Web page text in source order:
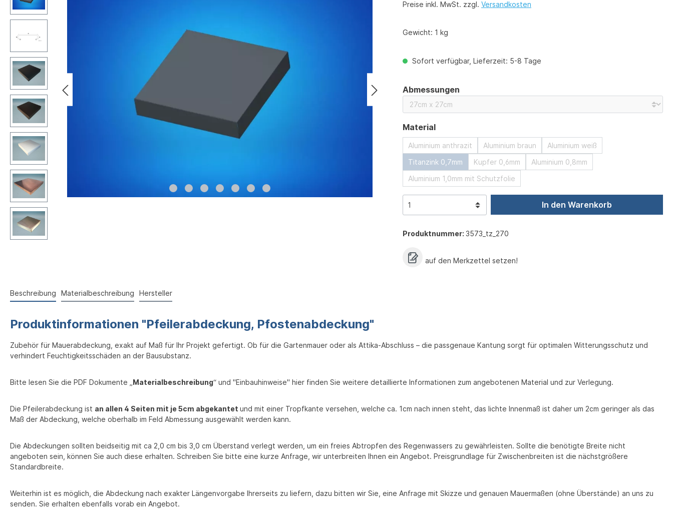
Preise inkl. MwSt. zzgl. Versandkosten
Gewicht: 1 kg
Sofort verfügbar, Lieferzeit: 5-8 Tage
Abmessungen
Materialauswählen
Aluminium anthrazit Aluminium braun
Aluminium weiß
Titanzink 0,7mm
Kupfer 0,6mm
Aluminium 0,8mm
Aluminium 1,0mm mit Schutzfolie
In den Warenkorb
Produktnummer: 3573_tz_270
auf den Merkzettel setzen!
Beschreibung Materialbeschreibung Hersteller
Produktinformationen "Pfeilerabdeckung, Pfostenabdeckung"
Zubehör für Mauerabdeckung, exakt auf Maß für Ihr Projekt gefertigt. Ob für die Gartenmauer oder als Attika-Abschluss – die passgenaue Kantung sorgt für optimalen Witterungsschutz und
verhindert Feuchtigkeitsschäden an der Bausubstanz.
Bitte lesen Sie die PDF Dokumente „ Materialbeschreibung“ und "Einbauhinweise" hier finden Sie weitere detaillierte Informationen zum angebotenen Material und zur Verlegung.
Die Pfeilerabdeckung ist an allen 4 Seiten mit je 5cm abgekantet und mit einer Tropfkante versehen, welche ca. 1cm nach innen steht, das lichte Innenmaß ist daher um 2cm geringer als das
Maß der Abdeckung, welche oberhalb im Feld Abmessung ausgewählt werden kann.
Die Abdeckungen sollten beidseitig mit ca 2,0 cm bis 3,0 cm Überstand verlegt werden, um ein freies Abtropfen des Regenwassers zu gewährleisten. Sollte die benötigte Breite nicht
angeboten sein, können Sie auch diese erhalten. Schreiben Sie bitte eine kurze Anfrage, wir unterbreiten Ihnen ein Angebot. Preisgrundlage für Zwischenbreiten ist die nächstgrößere
Standardbreite.
Weiterhin ist es möglich, die Abdeckung nach exakter Längenvorgabe Ihrerseits zu liefern, dazu bitten wir Sie, eine Anfrage mit Skizze und genauen Mauermaßen (ohne Überstände) an uns zu
senden. Sie erhalten ebenfalls vorab ein Angebot.